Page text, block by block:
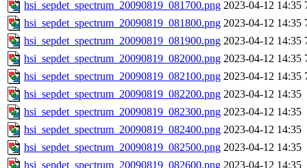
hsi_sepdet_spectrum_20090819_081700.png 2023-04-12 14:35
hsi_sepdet_spectrum_20090819_081800.png 2023-04-12 14:35
hsi_sepdet_spectrum_20090819_081900.png 2023-04-12 14:35
hsi_sepdet_spectrum_20090819_082000.png 2023-04-12 14:35
hsi_sepdet_spectrum_20090819_082100.png 2023-04-12 14:35
hsi_sepdet_spectrum_20090819_082200.png 2023-04-12 14:35
hsi_sepdet_spectrum_20090819_082300.png 2023-04-12 14:35
hsi_sepdet_spectrum_20090819_082400.png 2023-04-12 14:35
hsi_sepdet_spectrum_20090819_082500.png 2023-04-12 14:35
hsi_sepdet_spectrum_20090819_082600.png 2023-04-12 14:35